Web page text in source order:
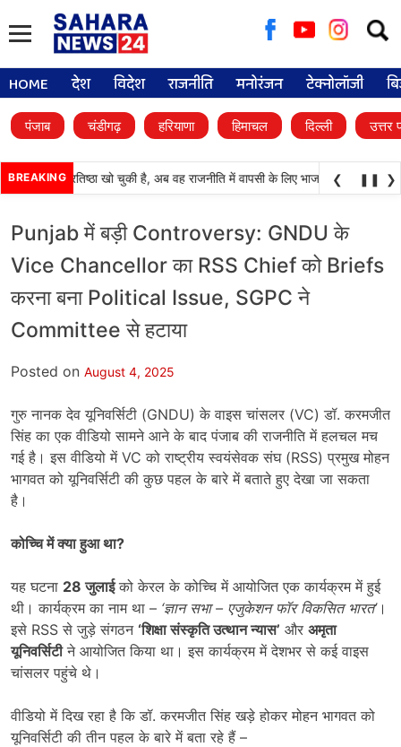
for:
HOME देश विदेश राजनीति मनोरंजन टेक्नोलॉजी
पंजाब चंडीगढ़ हरियाणा हिमाचल दिल्ली उत्तर
BREAKING
दल) अपनी प्रतिष्ठा खो चुकी है, अब वह राजनीति में वापसी के लिए भाजपा से समझौता
❮ ❚❚ ❯
Punjab में बड़ी Controversy: GNDU के
Vice Chancellor का RSS Chief को Briefs
करना बना Political Issue, SGPC ने
Committee से हटाया
Posted on August 4, 2025
गुरु नानक देव यूनिवर्सिटी (GNDU) के वाइस चांसलर (VC) डॉ. करमजीत
सिंह का एक वीडियो सामने आने के बाद पंजाब की राजनीति में हलचल मच
गई है। इस वीडियो में VC को राष्ट्रीय स्वयंसेवक संघ (RSS) प्रमुख मोहन
भागवत को यूनिवर्सिटी की कुछ पहल के बारे में बताते हुए देखा जा सकता
है।
कोच्चि में क्या हुआ था?
यह घटना 28जुलाईको केरल के कोच्चि में आयोजित एक कार्यक्रम में हुई
थी। कार्यक्रम का नाम था – ‘ज्ञान सभा – एजुकेशन फॉर विकसित भारत’।
इसे RSS से जुड़े संगठन ‘शिक्षा संस्कृति उत्थान न्यास’ और अमृता
यूनिवर्सिटीने आयोजित किया था। इस कार्यक्रम में देशभर से कई वाइस
चांसलर पहुंचे थे।
वीडियो में दिख रहा है कि डॉ. करमजीत सिंह खड़े होकर मोहन भागवत को
यूनिवर्सिटी की तीन पहल के बारे में बता रहे हैं –